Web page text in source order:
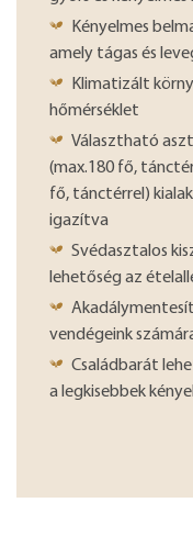
Kényelmes
amely tágas és
Klimatizált
hőmérséklet
Választható
(max.180 fő,
fő, tánctérrel)
igazítva
Svédasztalos
lehetőség az
vendégeink
Családbarát
a legkisebbek